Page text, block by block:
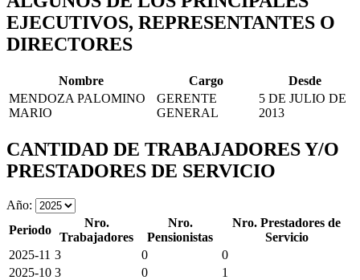
EJECUTIVOS, REPRESENTANTES O
DIRECTORES
Nombre Cargo
Desde
MENDOZA PALOMINO
MARIO
GERENTE
GENERAL
5 DE JULIO DE
2013
CANTIDAD DE TRABAJADORES Y/O
PRESTADORES DE SERVICIO
Año:
Periodo
Nro.
Trabajadores
Nro.
Pensionistas
Nro. Prestadores de
Servicio
2025-11 3 0
0
2025-10 3 0
1